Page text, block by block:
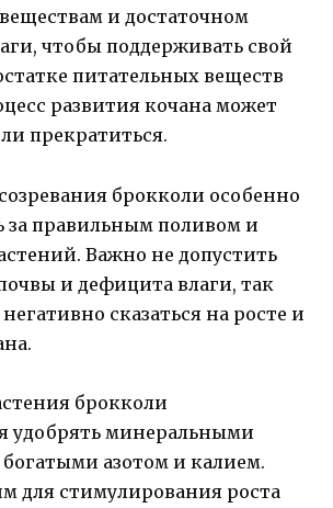
и достаточном
чтобы поддерживать свой
питательных веществ
развития кочана может
прекратиться.
брокколи особенно
за правильным поливом и
Важно не допустить
и дефицита влаги, так
сказаться на росте и
брокколи
удобрять минеральными
азотом и калием.
для стимулирования роста